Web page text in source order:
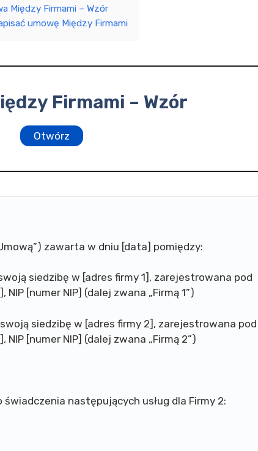
Między Firmami – Wzór
umowę Między Firmami
Firmami – Wzór
Otwórz
zawarta w dniu [data] pomiędzy:
siedzibę w [adres firmy 1], zarejestrowana pod
NIP [numer NIP] (dalej zwana „Firmą 1”)
siedzibę w [adres firmy 2], zarejestrowana pod
NIP [numer NIP] (dalej zwana „Firmą 2”)
świadczenia następujących usług dla Firmy 2: